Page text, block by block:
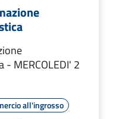
- MERCOLEDI' 2
all'ingrosso